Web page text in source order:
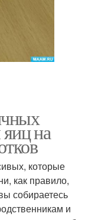
на
которые
как правило,
собираетесь
и